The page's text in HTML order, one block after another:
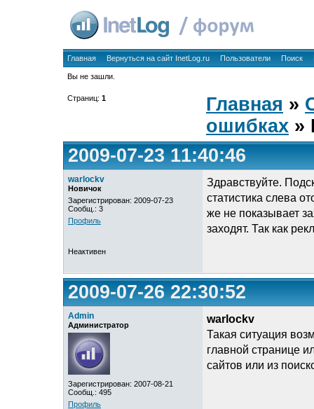
Главная Вернуться на сайт InetLog.ru Пользователи Поиск
Вы не зашли.
Страниц: 1 Главная »
ошибках »
2009-07-23 11:40:46
warlockv
Новичок
Зарегистрирован: 2009-07-23
Сообщ.: 3
Профиль
Здравствуйте.
статистика слева
же не показывает
заходят. Так как
Неактивен
2009-07-26 22:30:52
Admin
Администратор
Зарегистрирован: 2007-08-21
Сообщ.: 495
Профиль
warlockv
Такая ситуация
главной странице
сайтов или из